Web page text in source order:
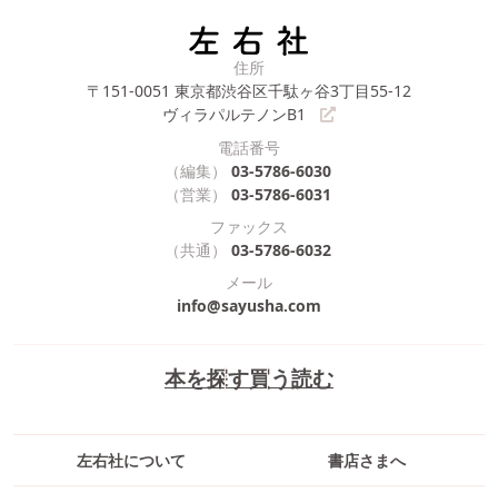
本を探す買う読む
左右社について 書店さまへ
住所
〒151-0051 東京都渋谷区千駄ヶ谷3丁目55-12
ヴィラパルテノンB1
電話番号
（編集）
03-5786-6030
（営業）
03-5786-6031
ファックス
（共通）
03-5786-6032
メール
info@sayusha.com